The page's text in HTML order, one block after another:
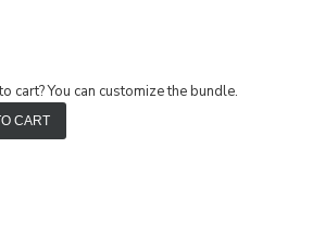
cart?You can customize the bundle.
CART